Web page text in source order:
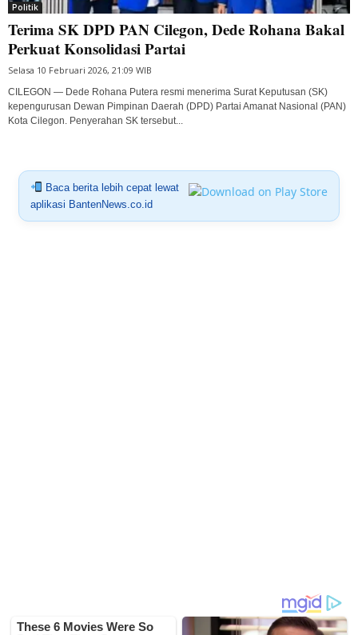
Politik
Terima SK DPD PAN Cilegon, Dede Rohana Bakal
Perkuat Konsolidasi Partai
Selasa 10 Februari 2026, 21:09 WIB
CILEGON — Dede Rohana Putera resmi menerima Surat Keputusan (SK)
kepengurusan Dewan Pimpinan Daerah (DPD) Partai Amanat Nasional (PAN)
Kota Cilegon. Penyerahan SK tersebut...
Baca berita lebih cepat lewat
aplikasi BantenNews.co.id